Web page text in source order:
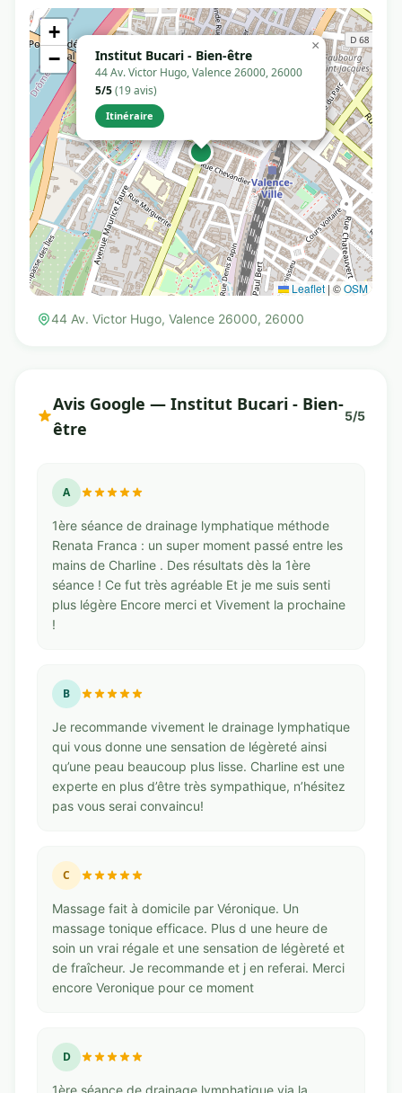
Institut Bucari - Bien-être
44 Av. Victor Hugo, Valence 26000, 26000
5/5(19 avis)
Itinéraire
×
+
−
Leaflet | ©OSM
44 Av. Victor Hugo, Valence 26000, 26000
Avis Google — Institut Bucari - Bien-
être
5/5
A
1ère séance de drainage lymphatique méthode
Renata Franca : un super moment passé entre les
mains de Charline . Des résultats dès la 1ère
séance ! Ce fut très agréable Et je me suis senti
plus légère Encore merci et Vivement la prochaine
!
B
Je recommande vivement le drainage lymphatique
qui vous donne une sensation de légèreté ainsi
qu’une peau beaucoup plus lisse. Charline est une
experte en plus d’être très sympathique, n’hésitez
pas vous serai convaincu!
C
Massage fait à domicile par Véronique. Un
massage tonique efficace. Plus d une heure de
soin un vrai régale et une sensation de légèreté et
de fraîcheur. Je recommande et j en referai. Merci
encore Veronique pour ce moment
D
1ère séance de drainage lymphatique via la